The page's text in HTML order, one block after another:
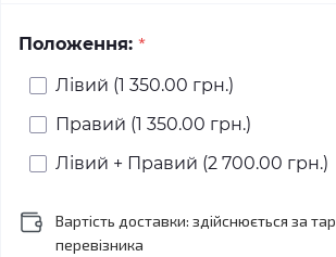
Положення: *
Лівий (1 350.00 грн.)
Правий (1 350.00 грн.)
Лівий + Правий (2 700.00 грн.)
Вартість доставки: здійснюється за
перевізника